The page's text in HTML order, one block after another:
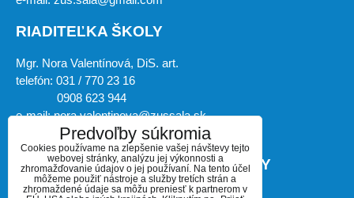
RIADITEĽKA ŠKOLY
Mgr. Nora Valentínová, DiS. art.
telefón: 031 / 770 23 16
0908 623 944
e-mail: nora.valentinova@zussala.sk
ZÁSTUPKYŇA RIADITEĽKY ŠKOLY
Predvoľby súkromia
Cookies používame na zlepšenie vašej návštevy tejto
webovej stránky, analýzu jej výkonnosti a
zhromažďovanie údajov o jej používaní. Na tento účel
môžeme použiť nástroje a služby tretích strán a
zhromaždené údaje sa môžu preniesť k partnerom v